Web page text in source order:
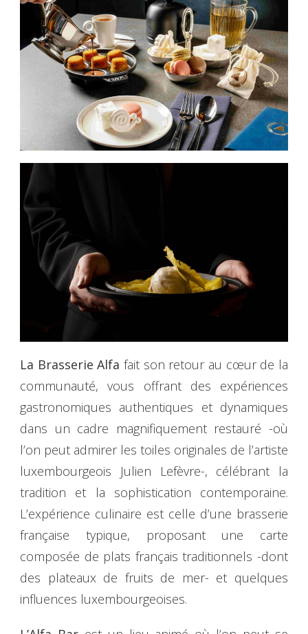
La Brasserie Alfa fait son retour au cœur de la
communauté, vous offrant des expériences
gastronomiques authentiques et dynamiques
dans un cadre magnifiquement restauré -où
l’on peut admirer les toiles originales de l’artiste
luxembourgeois Julien Lefèvre-, célébrant la
tradition et la sophistication contemporaine.
L’expérience culinaire est celle d’une brasserie
française typique, proposant une carte
composée de plats français traditionnels -dont
des plateaux de fruits de mer- et quelques
influences luxembourgeoises.